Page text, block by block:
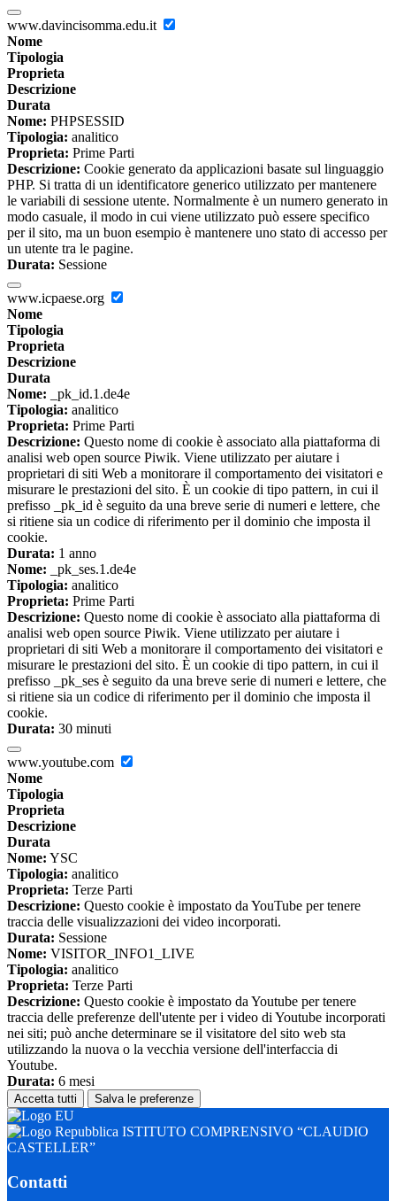
www.davincisomma.edu.it
Nome
Tipologia
Proprieta
Descrizione
Durata
Nome: PHPSESSID
Tipologia: analitico
Proprieta: Prime Parti
Descrizione: Cookie generato da applicazioni basate sul linguaggio
PHP. Si tratta di un identificatore generico utilizzato per mantenere
le variabili di sessione utente. Normalmente è un numero generato in
modo casuale, il modo in cui viene utilizzato può essere specifico
per il sito, ma un buon esempio è mantenere uno stato di accesso per
un utente tra le pagine.
Durata: Sessione
www.icpaese.org
Nome
Tipologia
Proprieta
Descrizione
Durata
Nome: _pk_id.1.de4e
Tipologia: analitico
Proprieta: Prime Parti
Descrizione: Questo nome di cookie è associato alla piattaforma di
analisi web open source Piwik. Viene utilizzato per aiutare i
proprietari di siti Web a monitorare il comportamento dei visitatori e
misurare le prestazioni del sito. È un cookie di tipo pattern, in cui il
prefisso _pk_id è seguito da una breve serie di numeri e lettere, che
si ritiene sia un codice di riferimento per il dominio che imposta il
cookie.
Durata: 1 anno
Nome: _pk_ses.1.de4e
Tipologia: analitico
Proprieta: Prime Parti
Descrizione: Questo nome di cookie è associato alla piattaforma di
analisi web open source Piwik. Viene utilizzato per aiutare i
proprietari di siti Web a monitorare il comportamento dei visitatori e
misurare le prestazioni del sito. È un cookie di tipo pattern, in cui il
prefisso _pk_ses è seguito da una breve serie di numeri e lettere, che
si ritiene sia un codice di riferimento per il dominio che imposta il
cookie.
Durata: 30 minuti
www.youtube.com
Nome
Tipologia
Proprieta
Descrizione
Durata
Nome: YSC
Tipologia: analitico
Proprieta: Terze Parti
Descrizione: Questo cookie è impostato da YouTube per tenere
traccia delle visualizzazioni dei video incorporati.
Durata: Sessione
Nome: VISITOR_INFO1_LIVE
Tipologia: analitico
Proprieta: Terze Parti
Descrizione: Questo cookie è impostato da Youtube per tenere
traccia delle preferenze dell'utente per i video di Youtube incorporati
nei siti; può anche determinare se il visitatore del sito web sta
utilizzando la nuova o la vecchia versione dell'interfaccia di
Youtube.
Durata: 6 mesi
Accetta tutti Salva le preferenze
ISTITUTO COMPRENSIVO “CLAUDIO
CASTELLER”
Contatti